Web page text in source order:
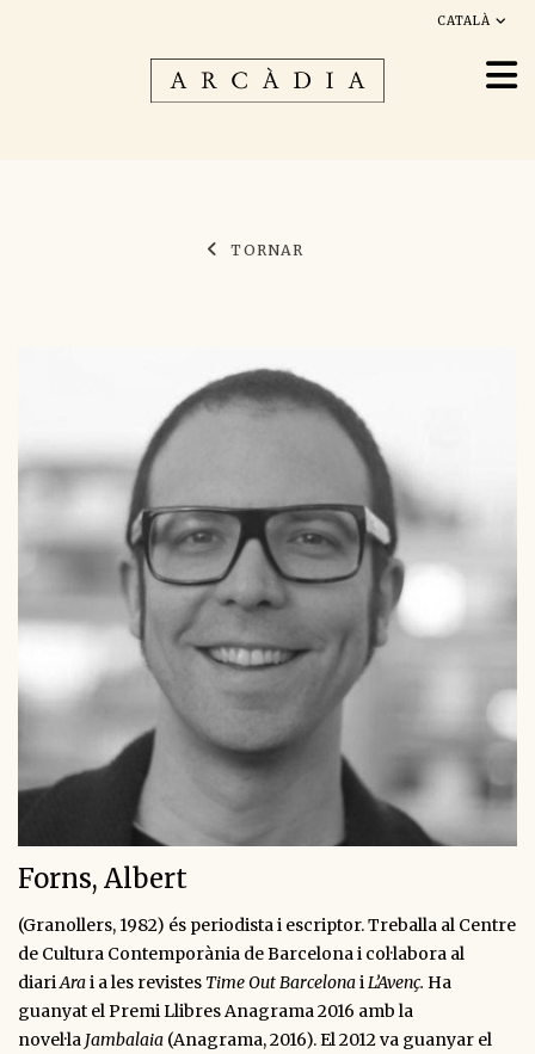
CATALÀ
TORNAR
Forns, Albert
(Granollers, 1982) és periodista i escriptor. Treballa al Centre
de Cultura Contemporània de Barcelona i col·labora al
diariArai a les revistes Time Out BarcelonaiL’Avenç. Ha
guanyat el Premi Llibres Anagrama 2016 amb la
novel·la Jambalaia (Anagrama, 2016). El 2012 va guanyar el